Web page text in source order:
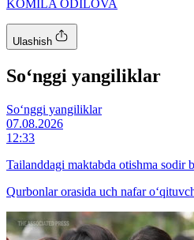
KOMILA ODILOVA
Ulashish
So‘nggi yangiliklar
So‘nggi yangiliklar
07.08.2026
12:33
Tailanddagi maktabda otishma sodir
Qurbonlar orasida uch nafar